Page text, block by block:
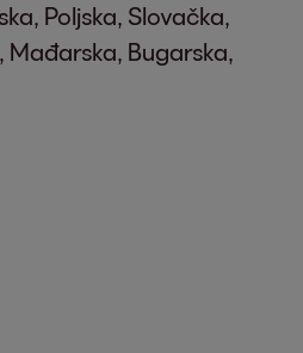
Poljska, Slovačka,
Mađarska, Bugarska,